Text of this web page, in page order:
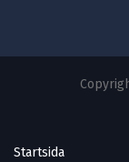
Startsida